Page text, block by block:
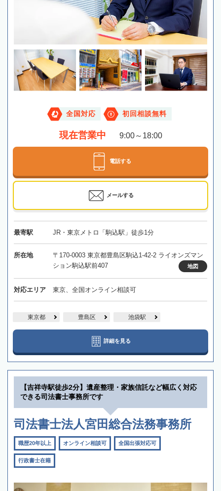
全国対応 初回相談無料
現在営業中 9:00～18:00
電話する
メールする
最寄駅 JR・東京メトロ「駒込駅」徒歩1分
所在地
〒170-0003 東京都豊島区駒込1-42-2 ライオンズマン
ション駒込駅前407
地図
対応エリア 東京、全国オンライン相談可
東京都 豊島区 池袋駅
詳細を見る
【吉祥寺駅徒歩2分】遺産整理・家族信託など幅広く対応
できる司法書士事務所です
司法書士法人宮田総合法務事務所
職歴20年以上 オンライン相談可 全国出張対応可
行政書士在籍